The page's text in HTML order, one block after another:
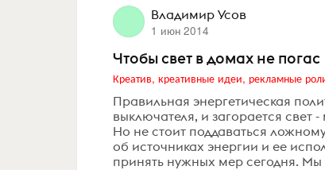
Владимир Усов
1 июн 2014
Чтобы свет в домах не погас
Креатив, креативные идеи, рекламные
Правильная энергетическая
выключателя, и загорается
Но не стоит поддаваться
об источниках энергии и ее
принять нужных мер сегодня. Мы